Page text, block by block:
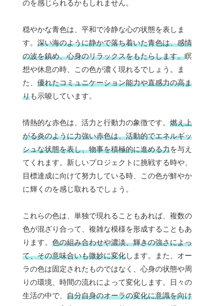
のを感じられるかもしれません。
穏やかな青色は、平和で冷静な心の状態を表しま
す。 深い海のように静かで落ち着いた青色は、感情
の波を鎮め、心身のリラックスをもたらします。瞑
想や休息の時、この色が濃く現れるでしょう。ま
た、 優れたコミュニケーション能力や直感力の高ま
りも示唆しています。
情熱的な赤色は、活力と行動力の象徴です。 燃え上
がる炎のように力強い赤色は、活動的でエネルギッ
シュな状態を表し、物事を積極的に進める力を与え
てくれます。新しいプロジェクトに挑戦する時や、
目標達成に向けて努力している時、この色が鮮やか
に輝くのを感じ取れるでしょう。
これらの色は、単独で現れることもあれば、複数の
色が混ざり合って、複雑な模様を形成することもあ
ります。 色の組み合わせや濃淡、輝きの強さによっ
て、その意味合いも微妙に変化します。また、オー
ラの色は固定されたものではなく、心身の状態や周
りの環境、時間の流れによって変化します。日々の
生活の中で、 自分自身のオーラの変化に意識を向け